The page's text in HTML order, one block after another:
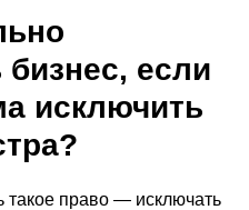
если
исключить
такое право — исключать